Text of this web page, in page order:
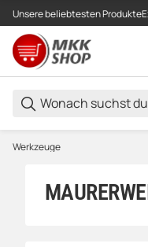
Unsere beliebtesten Produkte
Werkzeuge